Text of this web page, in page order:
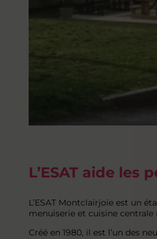
L’ESAT aide les
L’ESAT Montclairjoie est un
menuiserie et cuisine
Créé en 1980, il est l’un des